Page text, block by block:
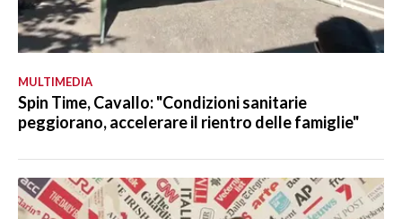
MULTIMEDIA
Spin Time, Cavallo: "Condizioni sanitarie
peggiorano, accelerare il rientro delle famiglie"